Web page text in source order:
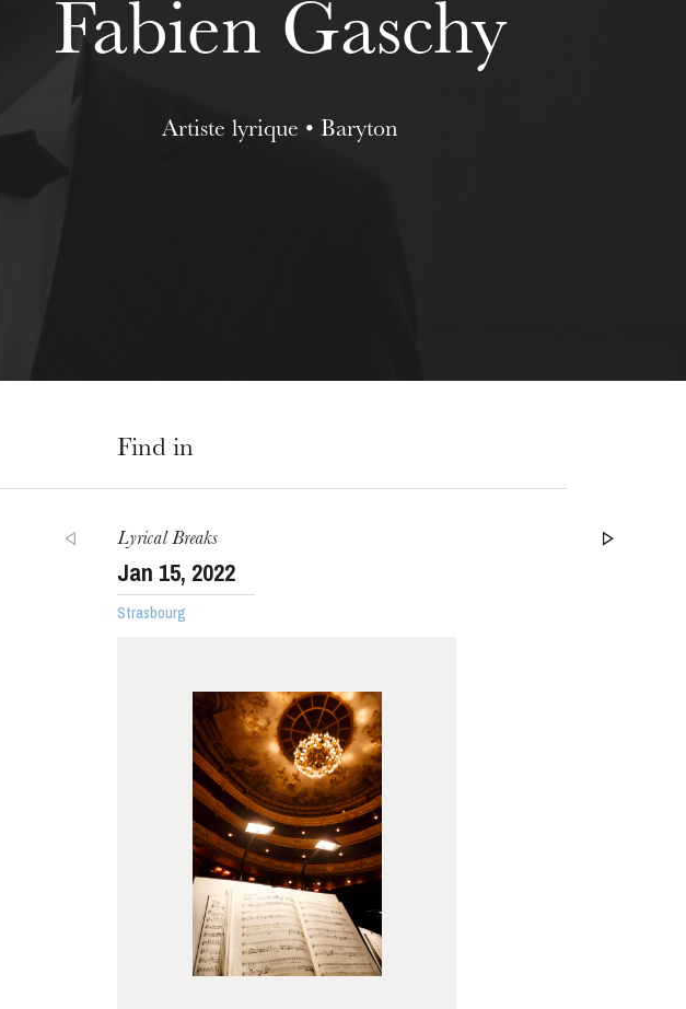
WEDNESDAY
19
Fabien Gaschy
Artiste lyrique • Baryton
Find in
Lyrical Breaks
Jan 15, 2022
Strasbourg